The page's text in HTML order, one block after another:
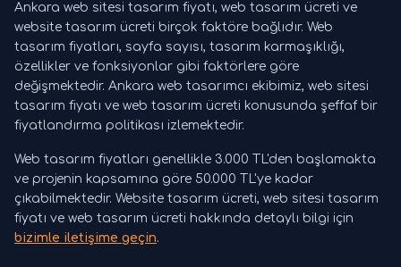
Ankara web sitesi tasarım fiyatı, web tasarım ücreti ve
website tasarım ücreti birçok faktöre bağlıdır. Web
tasarım fiyatları, sayfa sayısı, tasarım karmaşıklığı,
özellikler ve fonksiyonlar gibi faktörlere göre
değişmektedir. Ankara web tasarımcı ekibimiz, web sitesi
tasarım fiyatı ve web tasarım ücreti konusunda şeffaf bir
fiyatlandırma politikası izlemektedir.
Web tasarım fiyatları genellikle 3.000 TL'den başlamakta
ve projenin kapsamına göre 50.000 TL'ye kadar
çıkabilmektedir. Website tasarım ücreti, web sitesi tasarım
fiyatı ve web tasarım ücreti hakkında detaylı bilgi için
bizimle iletişime geçin.